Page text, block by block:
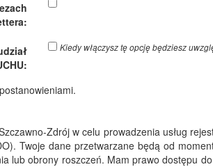
Kiedy włączysz tę opcję będziesz
Zdrój w celu prowadzenia usług
Twoje dane przetwarzane będą od
lub obrony roszczeń. Mam prawo dostępu